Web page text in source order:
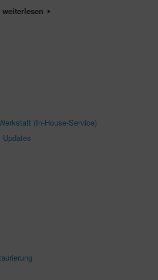
weiterlesen
(In-House-Service)